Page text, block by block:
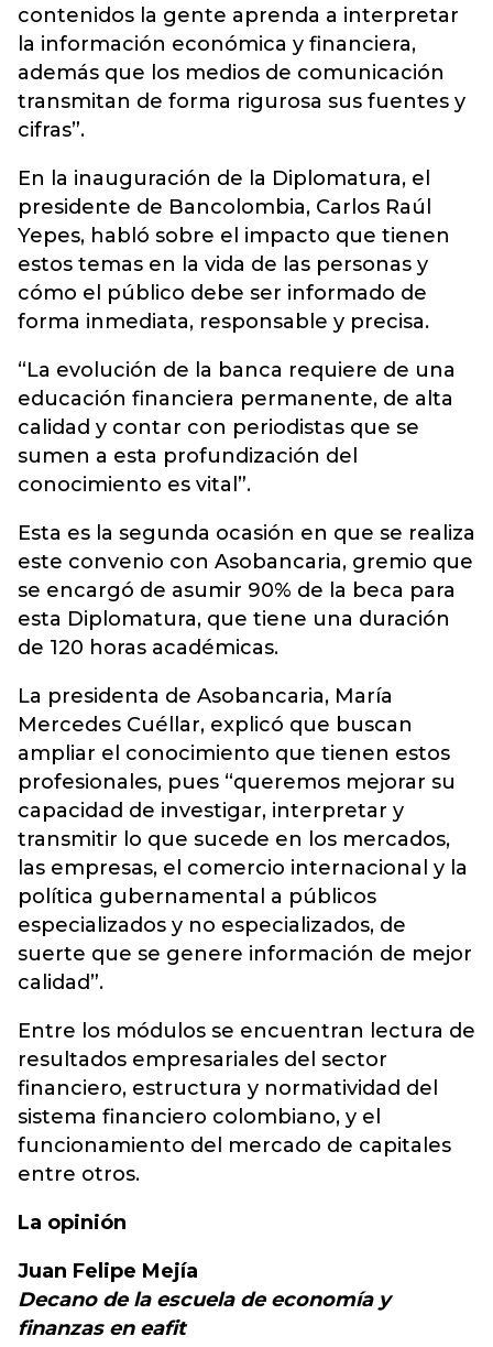
contenidos la gente aprenda a interpretar
la información económica y financiera,
además que los medios de comunicación
transmitan de forma rigurosa sus fuentes y
cifras”.
En la inauguración de la Diplomatura, el
presidente de Bancolombia, Carlos Raúl
Yepes, habló sobre el impacto que tienen
estos temas en la vida de las personas y
cómo el público debe ser informado de
forma inmediata, responsable y precisa.
“La evolución de la banca requiere de una
educación financiera permanente, de alta
calidad y contar con periodistas que se
sumen a esta profundización del
conocimiento es vital”.
Esta es la segunda ocasión en que se realiza
este convenio con Asobancaria, gremio que
se encargó de asumir 90% de la beca para
esta Diplomatura, que tiene una duración
de 120 horas académicas.
La presidenta de Asobancaria, María
Mercedes Cuéllar, explicó que buscan
ampliar el conocimiento que tienen estos
profesionales, pues “queremos mejorar su
capacidad de investigar, interpretar y
transmitir lo que sucede en los mercados,
las empresas, el comercio internacional y la
política gubernamental a públicos
especializados y no especializados, de
suerte que se genere información de mejor
calidad”.
Entre los módulos se encuentran lectura de
resultados empresariales del sector
financiero, estructura y normatividad del
sistema financiero colombiano, y el
funcionamiento del mercado de capitales
entre otros.
La opinión
Juan Felipe Mejía
Decano de la escuela de economía y
finanzas en eafit